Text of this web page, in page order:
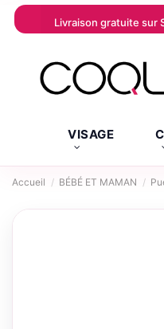
Livraison gratuite sur
VISAGE
Accueil BÉBÉ ET MAMAN